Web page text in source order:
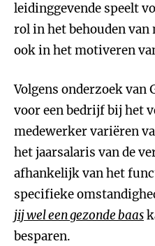
leidinggevende speelt
rol in het behouden van
ook in het motiveren
Volgens onderzoek van
voor een bedrijf bij het
medewerker variëren
het jaarsalaris van de
afhankelijk van het
specifieke
jij wel een gezonde baas
besparen.